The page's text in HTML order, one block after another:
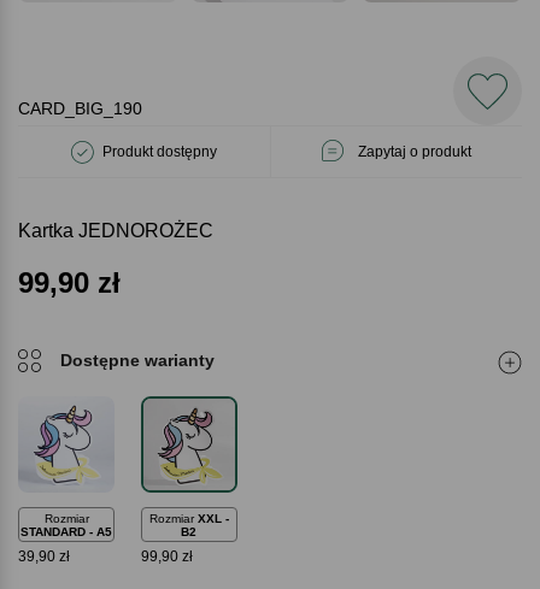
CARD_BIG_190
Produkt dostępny Zapytaj o produkt
Kartka JEDNOROŻEC
99,90 zł
Dostępne warianty
Rozmiar
STANDARD - A5
39,90 zł
Rozmiar XXL -
B2
99,90 zł